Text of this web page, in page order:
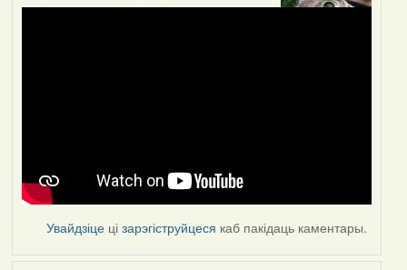
Увайдзіце цізарэгіструйцеся каб пакідаць каментары.